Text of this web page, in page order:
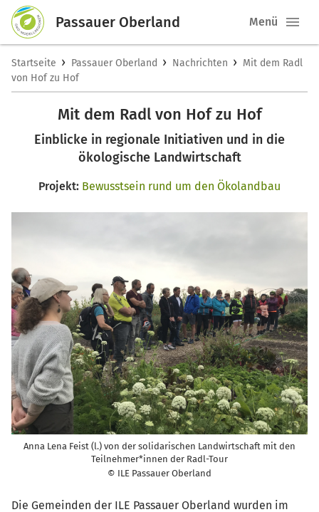
Passauer Oberland Menü
Startseite › Passauer Oberland › Nachrichten › Mit dem Radl
von Hof zu Hof
Mit dem Radl von Hof zu Hof
Einblicke in regionale Initiativen und in die
ökologische Landwirtschaft
Projekt: Bewusstsein rund um den Ökolandbau
Anna Lena Feist (l.) von der solidarischen Landwirtschaft mit den
Teilnehmer*innen der Radl-Tour
© ILE Passauer Oberland
Die Gemeinden der ILE Passauer Oberland wurden im